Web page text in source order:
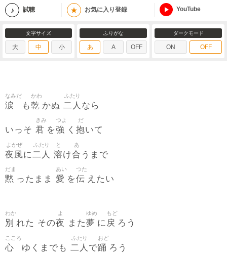
試聴 ★ お気に入り登録 YouTube
文字サイズ
大 中 小
ふりがな
あ A OFF
ダークモード
ON OFF
涙
なみだ
も乾
かわ
かぬ 二人
ふたり
なら
いっそ 君
きみ
を強
つよ
く 抱
だ
いて
夜風
よかぜ
に 二人
ふたり
溶
と
け合
あ
うまで
黙
だま
ったまま 愛
あい
を伝
つた
えたい
別
わか
れた その夜
よ
また夢
ゆめ
に戻
もど
ろう
心
こころ
ゆくまでも 二人
ふたり
で踊
おど
ろう